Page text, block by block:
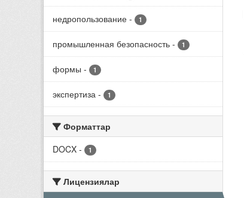
недропользование - 1
промышленная безопасность - 1
формы - 1
экспертиза - 1
Форматтар
DOCX - 1
Лицензиялар